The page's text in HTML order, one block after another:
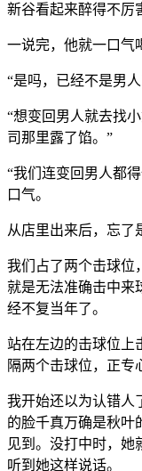
新谷看起来醉得不厉
一说完，他就一口气
“是吗，已经不是男
“想变回男人就去找
司那里露了馅。”
“我们连变回男人都
口气。
从店里出来后，忘了
我们占了两个击球位
就是无法准确击中来
经不复当年了。
站在左边的击球位上
隔两个击球位，正专
我开始还以为认错人
的脸千真万确是秋叶
见到。没打中时，她
听到她这样说话。